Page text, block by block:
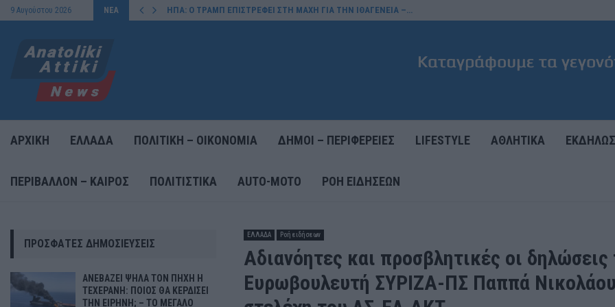
9 Αυγούστου 2026 ΝΕΑ ΗΠΑ: Ο ΤΡΑΜΠ ΕΠΙΣΤΡΕΦΕΙ ΣΤΗ ΜΑΧΗ ΓΙΑ ΤΗΝ ΙΘΑΓΕΝΕΙΑ –…
ΑΡΧΙΚΗ ΕΛΛΑΔΑ ΠΟΛΙΤΙΚΗ – ΟΙΚΟΝΟΜΙΑ ΔΗΜΟΙ – ΠΕΡΙΦΕΡΕΙΕΣ LIFESTYLE ΑΘΛΗΤΙΚΑ
ΠΕΡΙΒΑΛΛΟΝ – ΚΑΙΡΟΣ ΠΟΛΙΤΙΣΤΙΚΑ AUTO-MOTO ΡΟΉ ΕΙΔΉΣΕΩΝ
ΕΛΛΑΔΑ Ροή ειδήσεων
Αδιανόητες και προσβλητικές οι δηλώσεις
Ευρωβουλευτή ΣΥΡΙΖΑ-ΠΣ Παππά
ΠΡΌΣΦΑΤΕΣ ΔΗΜΟΣΙΕΎΣΕΙΣ
ΑΝΕΒΑΖΕΙ ΨΗΛΑ ΤΟΝ ΠΗΧΗ Η
ΤΕΧΕΡΑΝΗ: ΠΟΙΟΣ ΘΑ ΚΕΡΔΙΣΕΙ
ΤΗΝ ΕΙΡΗΝΗ; – ΤΟ ΜΕΓΑΛΟ